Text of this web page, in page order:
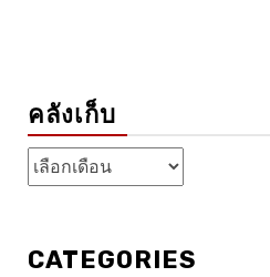
คลังเก็บ
คลัง
เก็บ
CATEGORIES